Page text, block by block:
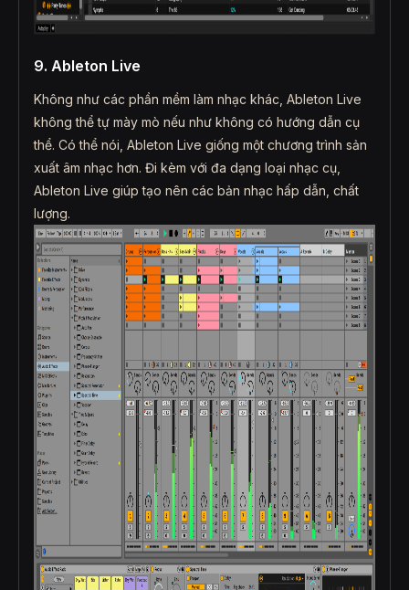
9. Ableton Live
Không như các phần mềm làm nhạc khác, Ableton Live
không thể tự mày mò nếu như không có hướng dẫn cụ
thể. Có thể nói, Ableton Live giống một chương trình sản
xuất âm nhạc hơn. Đi kèm với đa dạng loại nhạc cụ,
Ableton Live giúp tạo nên các bản nhạc hấp dẫn, chất
lượng.